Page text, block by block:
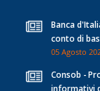
Banca
conto di
05 Agosto
Consob -
informativi